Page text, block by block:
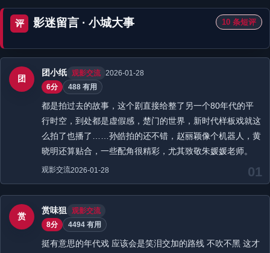
评 影迷留言 · 小城大事 10 条短评
01
团
团小纸 观影交流 2026-01-28
6分
488 有用
都是拍过去的故事，这个剧直接给整了另一个80年代的平
行时空，到处都是虚假感，楚门的世界，新时代样板戏就这
么拍了也播了……孙皓拍的还不错，赵丽颖像个机器人，黄
晓明还算贴合，一些配角很精彩，尤其致敬朱媛媛老师。
观影交流2026-01-28
赏
赏味狙
观影交流
8分
4494 有用
挺有意思的年代戏 应该会是笑泪交加的路线 不吹不黑 这才